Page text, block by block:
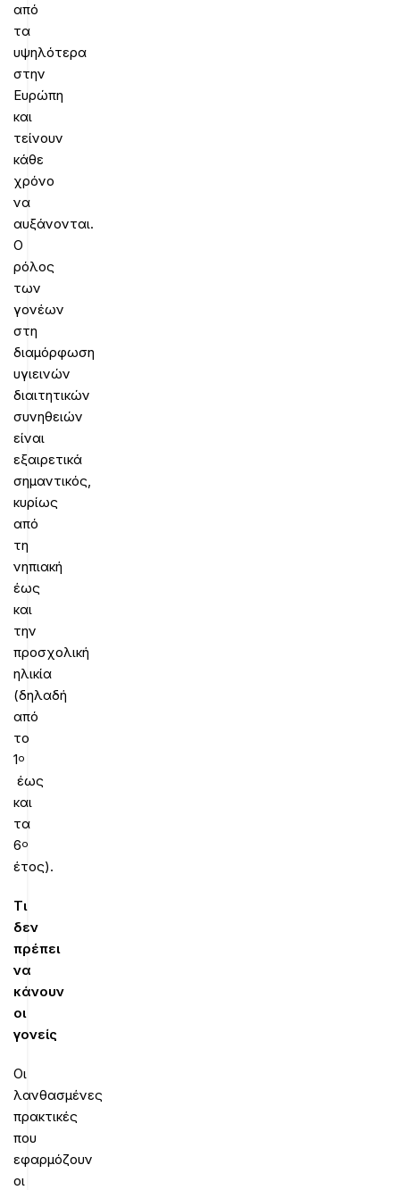
από
τα
υψηλότερα
στην
Ευρώπη
και
τείνουν
κάθε
χρόνο
να
αυξάνονται.
Ο
ρόλος
των
γονέων
στη
διαμόρφωση
υγιεινών
διαιτητικών
συνηθειών
είναι
εξαιρετικά
σημαντικός,
κυρίως
από
τη
νηπιακή
έως
και
την
προσχολική
ηλικία
(δηλαδή
από
το
1ο
έως
και
τα
6ο
έτος).
Τι
δεν
πρέπει
να
κάνουν
οι
γονείς
Οι
λανθασμένες
πρακτικές
που
εφαρμόζουν
οι